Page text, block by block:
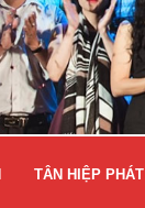
TÂN HIỆP PHÁT